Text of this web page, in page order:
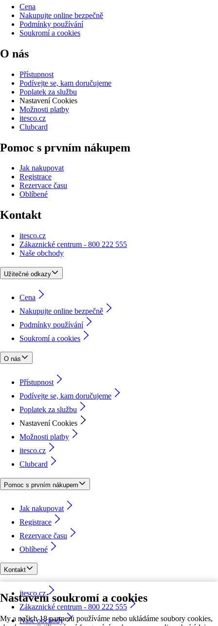
Nastavení soukromí a cookies
My a našich 18 partnerů používáme nebo ukládáme soubory cookies,
Cena
Nakupujte online bezpečně
Podmínky používání
Soukromí a cookies
O nás
Přístupnost
Podívejte se, kam doručujeme
Poplatek za službu
Nastavení Cookies
Možnosti platby
itesco.cz
Clubcard
Pomoc s prvním nákupem
Jak nakupovat
Registrace
Rezervace času
Oblíbené
Kontakt
itesco.cz
Zákaznické centrum - 800 222 555
Naše obchody
Užitečné odkazy
Cena
Nakupujte online bezpečně
Podmínky používání
Soukromí a cookies
O nás
Přístupnost
Podívejte se, kam doručujeme
Poplatek za službu
Nastavení Cookies
Možnosti platby
itesco.cz
Clubcard
Pomoc s prvním nákupem
Jak nakupovat
Registrace
Rezervace času
Oblíbené
Kontakt
itesco.cz
Zákaznické centrum - 800 222 555
Naše obchody